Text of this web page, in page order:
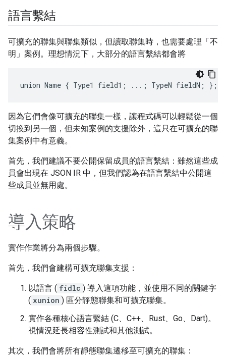
語言繫結
可擴充的聯集與聯集類似，但讀取聯集時，也需要處理「不
明」案例。理想情況下，大部分的語言繫結都會將
因為它們會像可擴充的聯集一樣，讓程式碼可以輕鬆從一個
切換到另一個，但未知案例的支援除外，這只在可擴充的聯
集案例中有意義。
首先，我們建議不要公開保留成員的語言繫結：雖然這些成
員會出現在 JSON IR 中，但我們認為在語言繫結中公開這
些成員並無用處。
導入策略
實作作業將分為兩個步驟。
首先，我們會建構可擴充聯集支援：
以語言 ( fidlc ) 導入這項功能，並使用不同的關鍵字
( xunion ) 區分靜態聯集和可擴充聯集。
實作各種核心語言繫結 (C、C++、Rust、Go、Dart)。
視情況延長相容性測試和其他測試。
其次，我們會將所有靜態聯集遷移至可擴充的聯集：